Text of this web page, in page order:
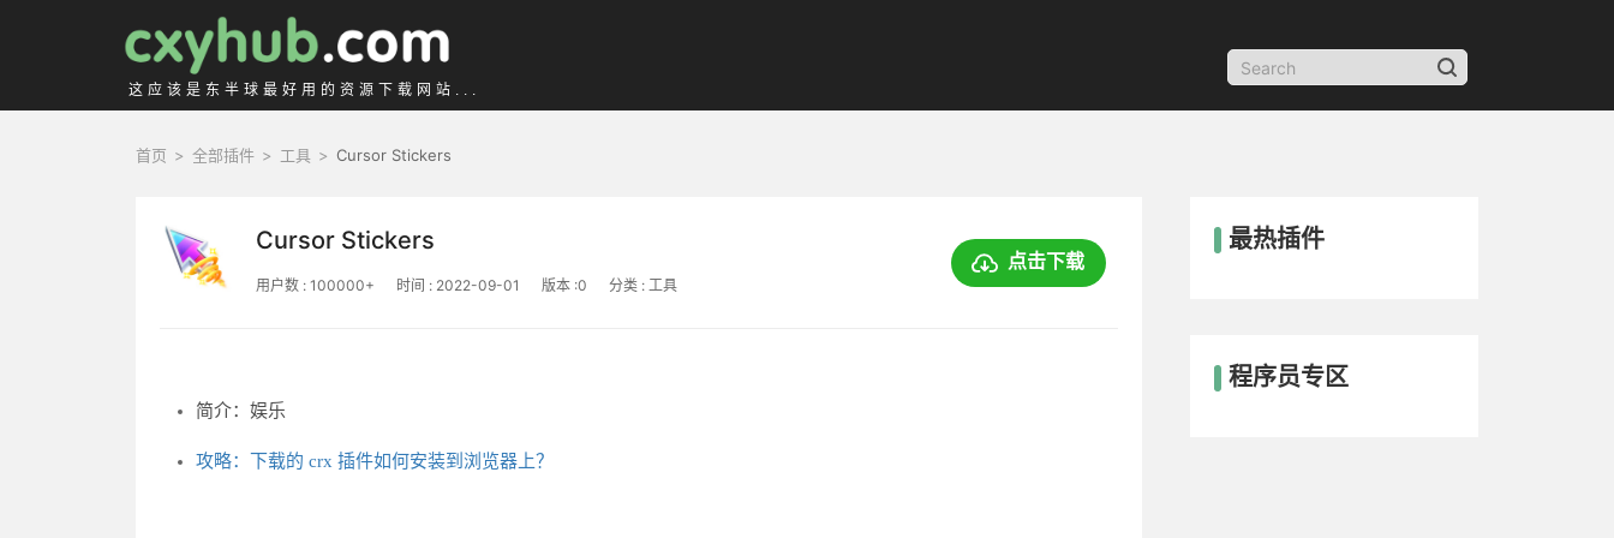
这应该是东半球最好用的资源下载网站...
首页 > 全部插件 > 工具 > Cursor Stickers
Cursor Stickers
用户数 : 100000+ 时间 : 2022-09-01 版本 :0 分类 : 工具
点击下载
简介：娱乐
攻略：下载的 crx 插件如何安装到浏览器上？
最热插件
程序员专区